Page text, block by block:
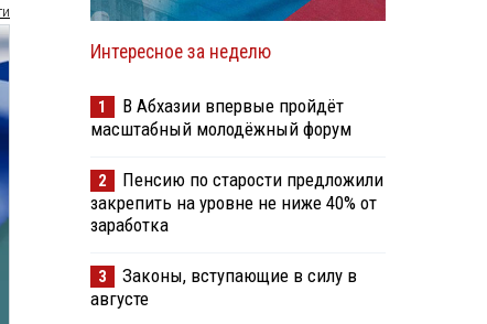
Интересное за неделю
1
В Абхазии впервые пройдёт
масштабный молодёжный форум
2
Пенсию по старости предложили
закрепить на уровне не ниже 40% от
заработка
3
Законы, вступающие в силу в
августе